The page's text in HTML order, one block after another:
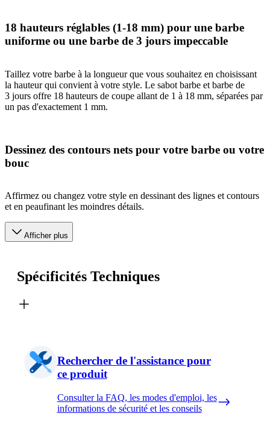
18 hauteurs réglables (1-18 mm) pour une barbe
uniforme ou une barbe de 3 jours impeccable
Taillez votre barbe à la longueur que vous souhaitez en choisissant
la hauteur qui convient à votre style. Le sabot barbe et barbe de
3 jours offre 18 hauteurs de coupe allant de 1 à 18 mm, séparées par
un pas d'exactement 1 mm.
Dessinez des contours nets pour votre barbe ou votre
bouc
Affirmez ou changez votre style en dessinant des lignes et contours
et en peaufinant les moindres détails.
Afficher plus
Spécificités Techniques
Rechercher de l'assistance pour
ce produit
Consulter la FAQ, les modes d'emploi, les
informations de sécurité et les conseils